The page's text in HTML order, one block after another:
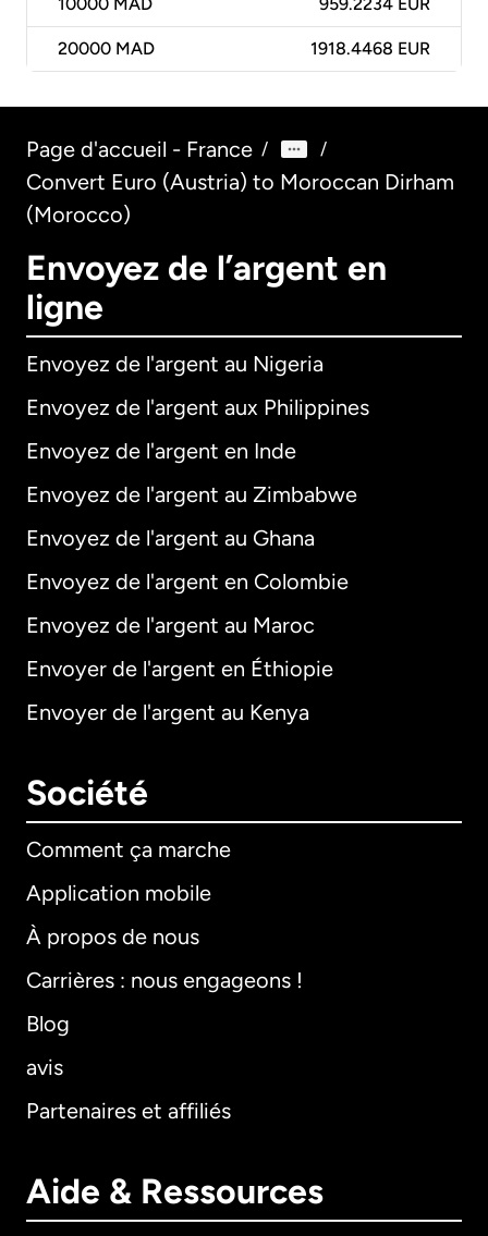
10000 MAD 959.2234 EUR
20000 MAD 1918.4468 EUR
Page d'accueil - France / /
Convert Euro (Austria) to Moroccan Dirham
(Morocco)
Envoyez de l’argent en
ligne
Envoyez de l'argent au Nigeria
Envoyez de l'argent aux Philippines
Envoyez de l'argent en Inde
Envoyez de l'argent au Zimbabwe
Envoyez de l'argent au Ghana
Envoyez de l'argent en Colombie
Envoyez de l'argent au Maroc
Envoyer de l'argent en Éthiopie
Envoyer de l'argent au Kenya
Société
Comment ça marche
Application mobile
À propos de nous
Carrières : nous engageons !
Blog
avis
Partenaires et affiliés
Aide & Ressources